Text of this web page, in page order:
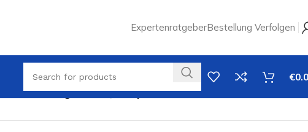
ExpertenratgeberBestellung Verfolgen
€
voll getaucht, Stulpe